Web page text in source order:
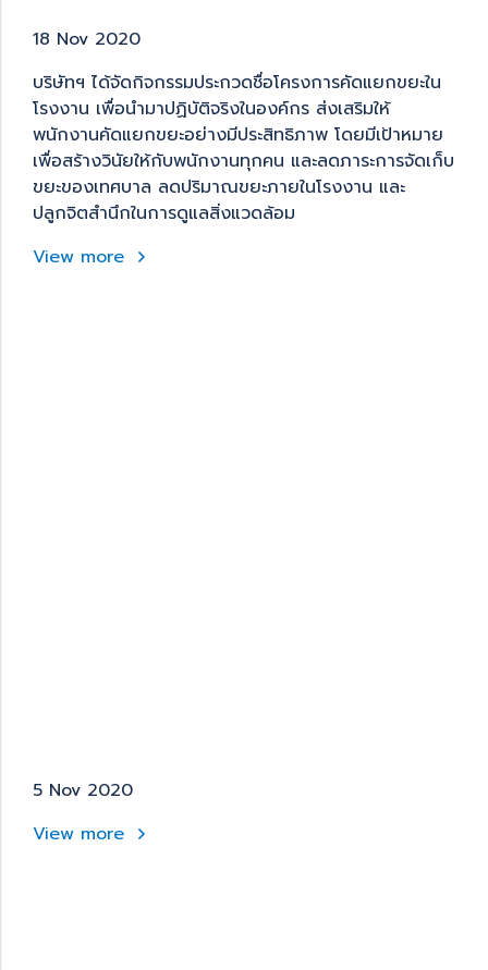
18 Nov 2020
บริษัทฯ ได้จัดกิจกรรมประกวดชื่อโครงการคัดแยกขยะใน
โรงงาน เพื่อนำมาปฏิบัติจริงในองค์กร ส่งเสริมให้
พนักงานคัดแยกขยะอย่างมีประสิทธิภาพ โดยมีเป้าหมาย
เพื่อสร้างวินัยให้กับพนักงานทุกคน และลดภาระการจัดเก็บ
ขยะของเทศบาล ลดปริมาณขยะภายในโรงงาน และ
ปลูกจิตสำนึกในการดูแลสิ่งแวดล้อม
View more
5 Nov 2020
View more